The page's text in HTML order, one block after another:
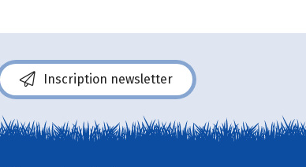
Inscription newsletter